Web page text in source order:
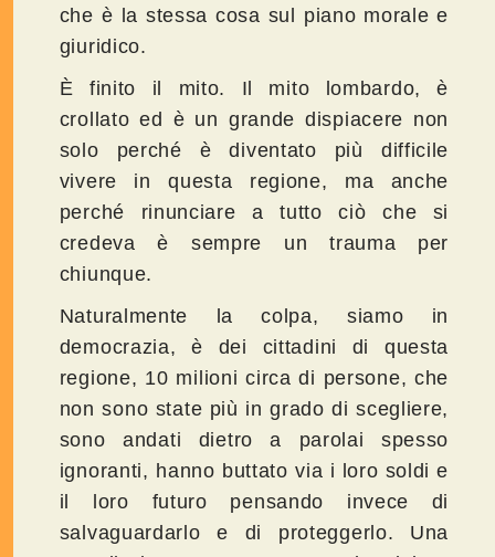
che è la stessa cosa sul piano morale e
giuridico.
È finito il mito. Il mito lombardo, è
crollato ed è un grande dispiacere non
solo perché è diventato più difficile
vivere in questa regione, ma anche
perché rinunciare a tutto ciò che si
credeva è sempre un trauma per
chiunque.
Naturalmente la colpa, siamo in
democrazia, è dei cittadini di questa
regione, 10 milioni circa di persone, che
non sono state più in grado di scegliere,
sono andati dietro a parolai spesso
ignoranti, hanno buttato via i loro soldi e
il loro futuro pensando invece di
salvaguardarlo e di proteggerlo. Una